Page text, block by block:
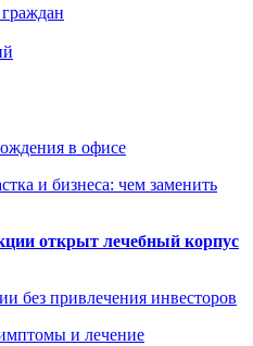
в офисе
и бизнеса: чем заменить
открыт лечебный корпус
без привлечения инвесторов
и лечение